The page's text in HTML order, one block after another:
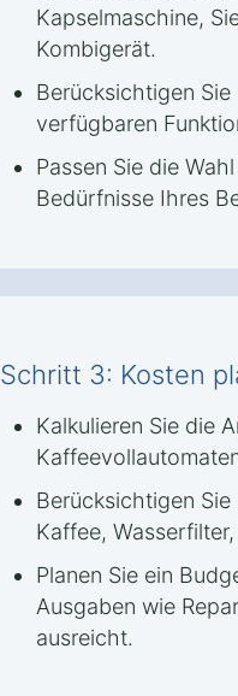
Kapselmaschine,
Kombigerät.
Berücksichtigen
verfügbaren
Passen Sie die
Bedürfnisse Ihres
Schritt 3: Kosten
Kalkulieren Sie die
Berücksichtigen
Kaffee,
Planen Sie ein
Ausgaben wie
ausreicht.